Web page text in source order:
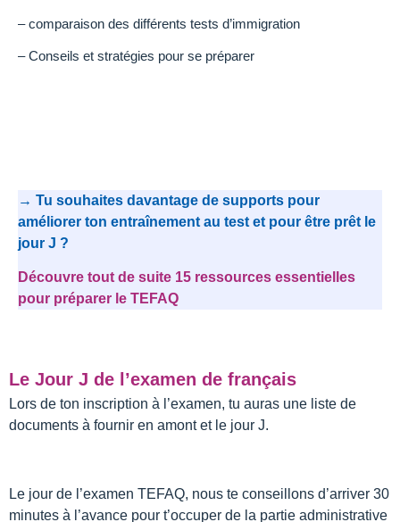
– comparaison des différents tests d’immigration
– Conseils et stratégies pour se préparer
→ Tu souhaites davantage de supports pour
améliorer ton entraînement au test et pour être prêt le
jour J ?
Découvre tout de suite 15 ressources essentielles
pour préparer le TEFAQ
Le Jour J de l’examen de français
Lors de ton inscription à l’examen, tu auras une liste de
documents à fournir en amont et le jour J.
Le jour de l’examen TEFAQ, nous te conseillons d’arriver 30
minutes à l’avance pour t’occuper de la partie administrative